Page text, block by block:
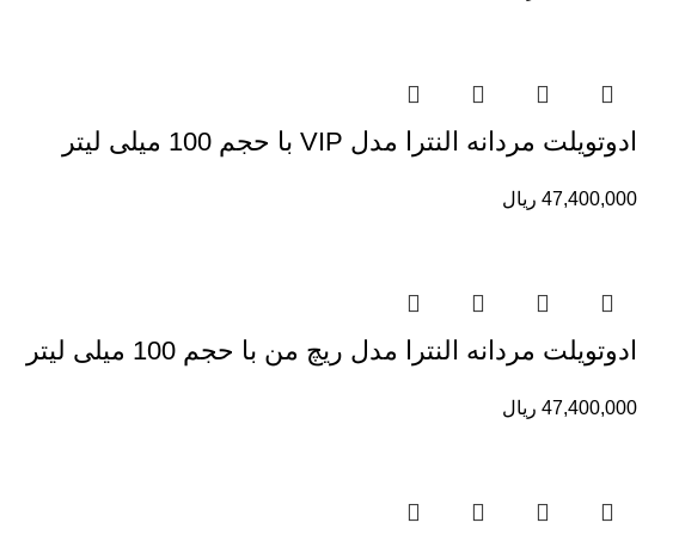
ادوتویلت مردانه النترا مدل VIP با حجم 100 میلی لیتر
47,400,000 ریال
ادوتویلت مردانه النترا مدل ریچ من با حجم 100 میلی لیتر
47,400,000 ریال